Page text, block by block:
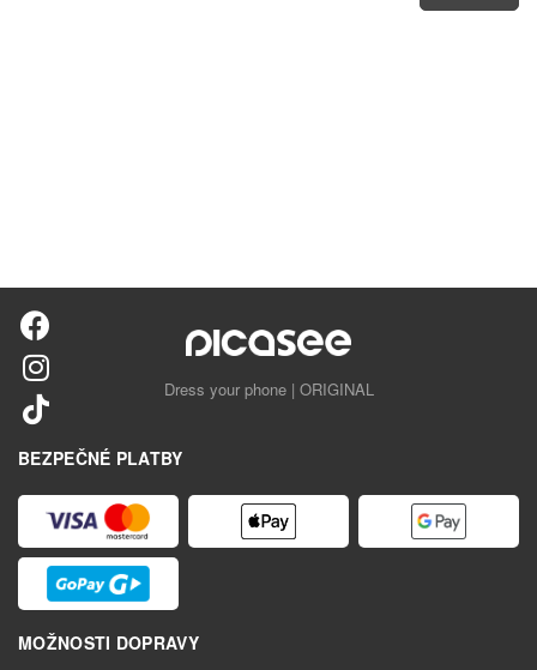
Dress your phone | ORIGINAL
BEZPEČNÉ PLATBY
MOŽNOSTI DOPRAVY